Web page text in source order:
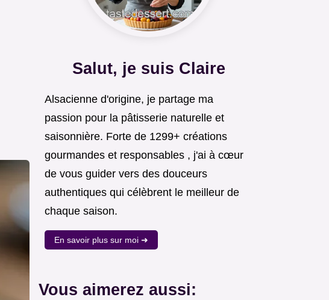
Salut, je suis Claire
Alsacienne d'origine, je partage ma
passion pour la pâtisserie naturelle et
saisonnière. Forte de 1299+ créations
gourmandes et responsables , j'ai à cœur
de vous guider vers des douceurs
authentiques qui célèbrent le meilleur de
chaque saison.
En savoir plus sur moi ➜
Vous aimerez aussi: